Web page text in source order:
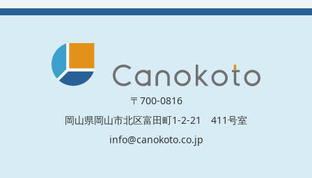
〒700-0816
岡山県岡山市北区富田町1-2-21 411号室
info@canokoto.co.jp